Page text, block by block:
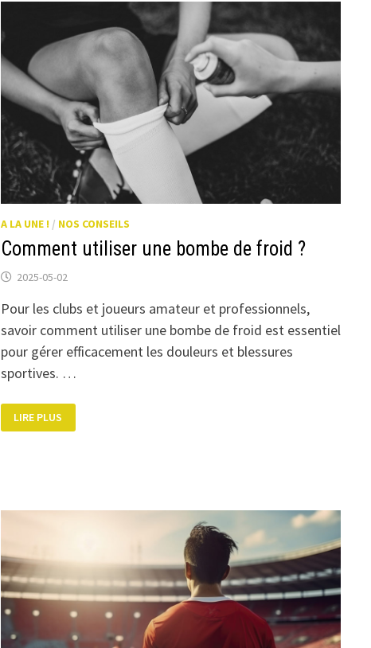
A LA UNE ! / NOS CONSEILS
Comment utiliser une bombe de froid ?
2025-05-02
Pour les clubs et joueurs amateur et professionnels,
savoir comment utiliser une bombe de froid est essentiel
pour gérer efficacement les douleurs et blessures
sportives. …
UTILISER
UNE
LIRE PLUS